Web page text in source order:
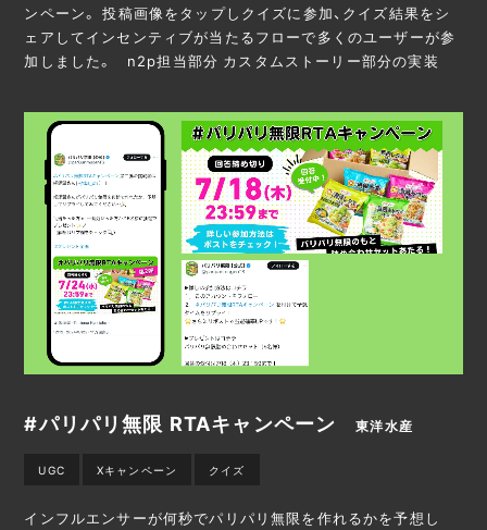
ンペーン。 投稿画像をタップしクイズに参加、クイズ結果をシ
ェアしてインセンティブが当たるフローで多くのユーザーが参
加しました。 n2p担当部分 カスタムストーリー部分の実装
#パリパリ無限 RTAキャンペーン 東洋水産
UGC Xキャンペーン クイズ
インフルエンサーが何秒でパリパリ無限を作れるかを予想し